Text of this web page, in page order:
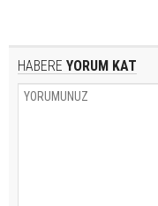
HABERE YORUM KAT